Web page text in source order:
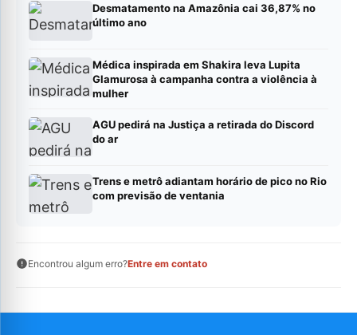
Desmatamento na Amazônia cai 36,87% no
último ano
Médica inspirada em Shakira leva Lupita
Glamurosa à campanha contra a violência à
mulher
AGU pedirá na Justiça a retirada do Discord
do ar
Trens e metrô adiantam horário de pico no Rio
com previsão de ventania
Encontrou algum erro?Entre em contato